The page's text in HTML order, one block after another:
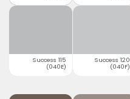
Success 115
(040E)
Success 120
(040F)